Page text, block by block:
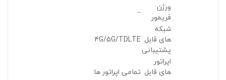
ورژن
فریمور
–
شبکه
های قابل
پشتیبانی
4G/5G/TDLTE
اپراتور
های قابل تمامی اپراتور ها